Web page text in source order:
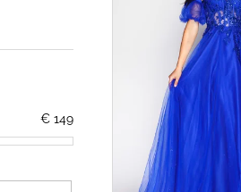
€ 149
€36